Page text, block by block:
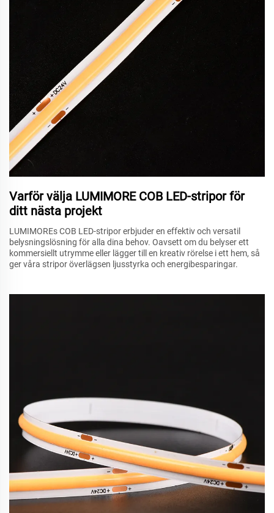
Varför välja LUMIMORE COB LED-stripor för
ditt nästa projekt
LUMIMOREs COB LED-stripor erbjuder en effektiv och versatil
belysningslösning för alla dina behov. Oavsett om du belyser ett
kommersiellt utrymme eller lägger till en kreativ rörelse i ett hem, så
ger våra stripor överlägsen ljusstyrka och energibesparingar.